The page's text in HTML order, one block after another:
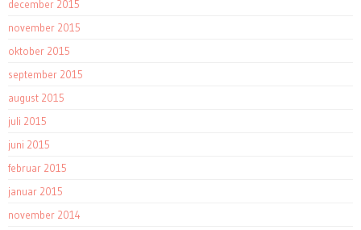
december 2015
november 2015
oktober 2015
september 2015
august 2015
juli 2015
juni 2015
februar 2015
januar 2015
november 2014